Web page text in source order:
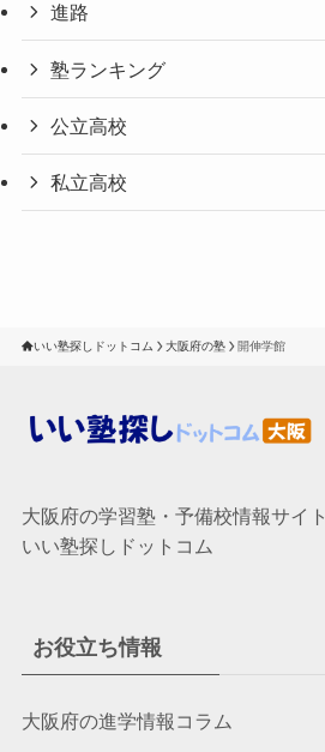
進路
塾ランキング
公立高校
私立高校
いい塾探しドットコム 大阪府の塾 開伸学館
大阪府の学習塾・予備校情報サイト
いい塾探しドットコム
お役立ち情報
大阪府の進学情報コラム